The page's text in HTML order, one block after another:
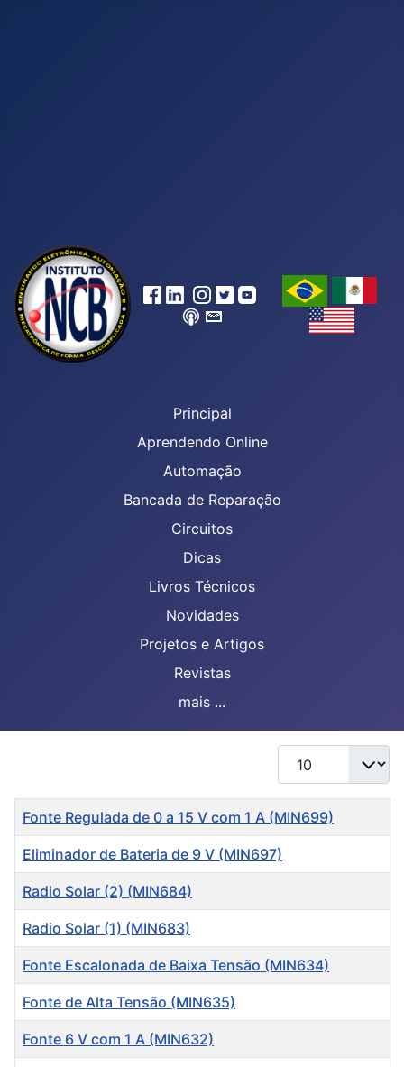
Principal
Aprendendo Online
Automação
Bancada de Reparação
Circuitos
Dicas
Livros Técnicos
Novidades
Projetos e Artigos
Revistas
mais ...
Mostrar #
Título
Fonte Regulada de 0 a 15 V com 1 A (MIN699)
Eliminador de Bateria de 9 V (MIN697)
Radio Solar (2) (MIN684)
Radio Solar (1) (MIN683)
Fonte Escalonada de Baixa Tensão (MIN634)
Fonte de Alta Tensão (MIN635)
Fonte 6 V com 1 A (MIN632)